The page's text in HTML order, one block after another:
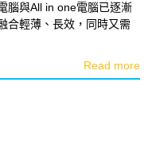
腦與All in one電腦已逐漸
合輕薄、長效，同時又需
Read more